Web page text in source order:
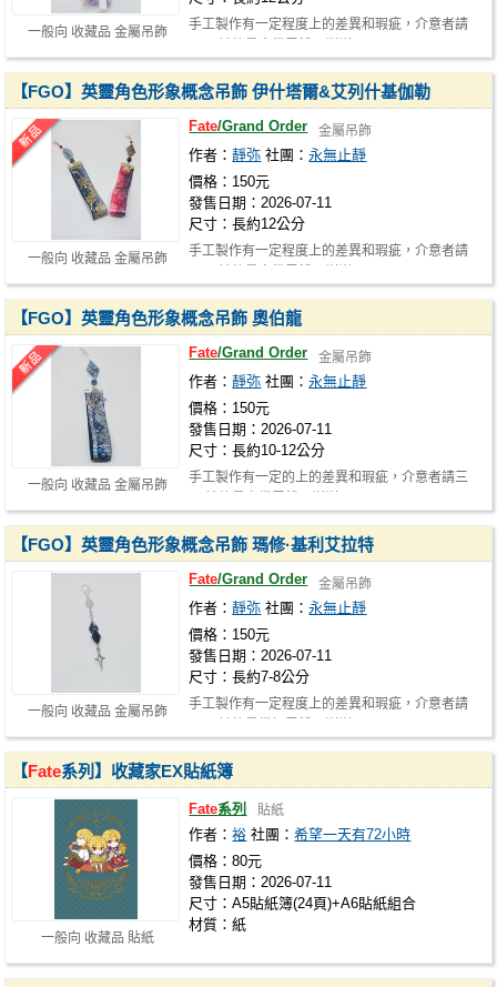
一般向 收藏品 金屬吊飾
手工製作有一定程度上的差異和瑕疵，介意者請
一般向 收藏品 金屬吊飾
【FGO】英靈角色形象概念吊飾 伊什塔爾&艾列什基伽勒
Fate/Grand Order 金屬吊飾
作者：靜弥 社團：永無止靜
價格：150元
發售日期：2026-07-11
尺寸：長約12公分
手工製作有一定程度上的差異和瑕疵，介意者請
一般向 收藏品 金屬吊飾
【FGO】英靈角色形象概念吊飾 奧伯龍
Fate/Grand Order 金屬吊飾
作者：靜弥 社團：永無止靜
價格：150元
發售日期：2026-07-11
尺寸：長約10-12公分
手工製作有一定的上的差異和瑕疵，介意者請三
一般向 收藏品 金屬吊飾
【FGO】英靈角色形象概念吊飾 瑪修·基利艾拉特
Fate/Grand Order 金屬吊飾
作者：靜弥 社團：永無止靜
價格：150元
發售日期：2026-07-11
尺寸：長約7-8公分
手工製作有一定程度上的差異和瑕疵，介意者請
一般向 收藏品 貼紙
【Fate系列】收藏家EX貼紙簿
Fate系列 貼紙
作者：裕 社團：希望一天有72小時
價格：80元
發售日期：2026-07-11
尺寸：A5貼紙簿(24頁)+A6貼紙組合
材質：紙